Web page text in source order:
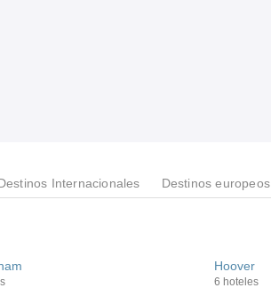
Internacionales Destinos europeos
Hoover
6 hoteles